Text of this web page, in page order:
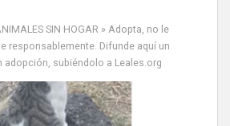
SIN HOGAR » Adopta, no le
responsablemente. Difunde aquí un
adopción, subiéndolo a Leales.org